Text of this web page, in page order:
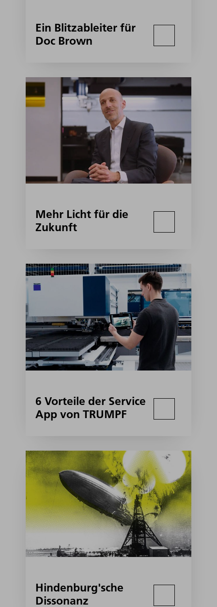
Ein Blitzableiter für
Doc Brown
Mehr Licht für die
Zukunft
6 Vorteile der Service
App von TRUMPF
Hindenburg'sche
Dissonanz